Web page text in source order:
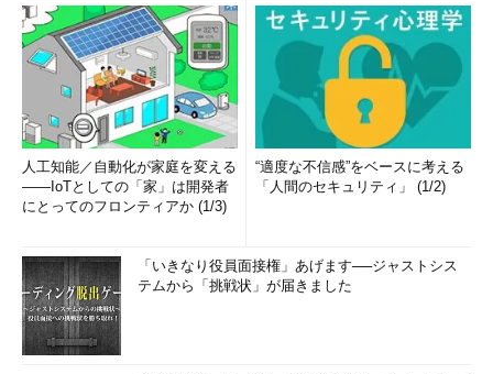
人工知能／自動化が家庭を変える
――IoTとしての「家」は開発者
にとってのフロンティアか (1/3)
“適度な不信感”をベースに考える
「人間のセキュリティ」 (1/2)
「いきなり役員面接権」あげます──ジャストシス
テムから「挑戦状」が届きました